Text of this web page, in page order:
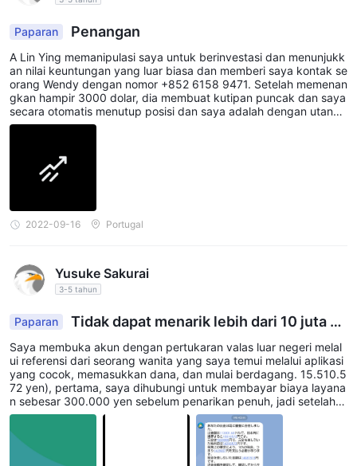
Paparan Penangan
A Lin Ying memanipulasi saya untuk berinvestasi dan menunjukk
an nilai keuntungan yang luar biasa dan memberi saya kontak se
orang Wendy dengan nomor +852 6158 9471. Setelah memenan
gkan hampir 3000 dolar, dia membuat kutipan puncak dan saya
secara otomatis menutup posisi dan saya adalah dengan utang
negatif 3180 dolar. Dan mereka menuntut agar saya membayar
puncak nilai. Hanya di Cina. Dan saya kehilangan semua uang y
ang saya investasikan. Siapa tahu, mungkin suatu hari saya aka
2022-09-16 Portugal
Yusuke Sakurai
3-5 tahun
Paparan
Tidak dapat menarik lebih dari 10 juta ye
n
Saya membuka akun dengan pertukaran valas luar negeri melal
ui referensi dari seorang wanita yang saya temui melalui aplikasi
yang cocok, memasukkan dana, dan mulai berdagang. 15.510.5
72 yen), pertama, saya dihubungi untuk membayar biaya layana
n sebesar 300.000 yen sebelum penarikan penuh, jadi setelah
mentransfer 300.000 yen, saya lulus peninjauan penarikan. Say
a merasa lega ketika diberitahu bahwa saya telah melakukanny
a, tetapi setelah itu, saya diberitahu bahwa penarikan melebihi 1
0 juta yen merupakan pencucian uang dan saya harus membay